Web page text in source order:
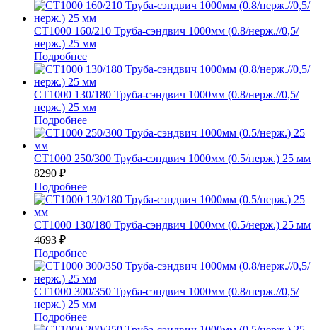
СТ1000 160/210 Труба-сэндвич 1000мм (0.8/нерж.//0,5/
нерж.) 25 мм
Подробнее
СТ1000 130/180 Труба-сэндвич 1000мм (0.8/нерж.//0,5/
нерж.) 25 мм
Подробнее
СТ1000 250/300 Труба-сэндвич 1000мм (0.5/нерж.) 25 мм
8290 ₽
Подробнее
СТ1000 130/180 Труба-сэндвич 1000мм (0.5/нерж.) 25 мм
4693 ₽
Подробнее
СТ1000 300/350 Труба-сэндвич 1000мм (0.8/нерж.//0,5/
нерж.) 25 мм
Подробнее